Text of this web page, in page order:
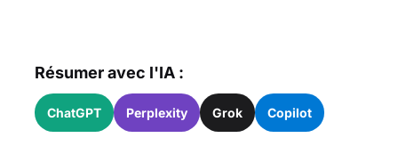
Résumer avec l'IA :
ChatGPT Perplexity Grok Copilot